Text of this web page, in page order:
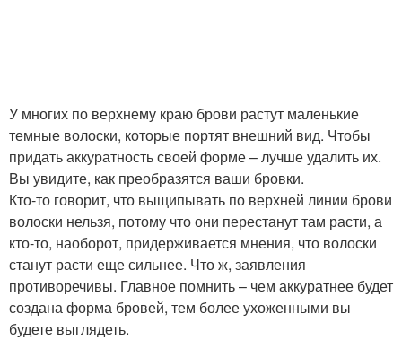
У многих по верхнему краю брови растут маленькие
темные волоски, которые портят внешний вид. Чтобы
придать аккуратность своей форме – лучше удалить их.
Вы увидите, как преобразятся ваши бровки.
Кто-то говорит, что выщипывать по верхней линии брови
волоски нельзя, потому что они перестанут там расти, а
кто-то, наоборот, придерживается мнения, что волоски
станут расти еще сильнее. Что ж, заявления
противоречивы. Главное помнить – чем аккуратнее будет
создана форма бровей, тем более ухоженными вы
будете выглядеть.